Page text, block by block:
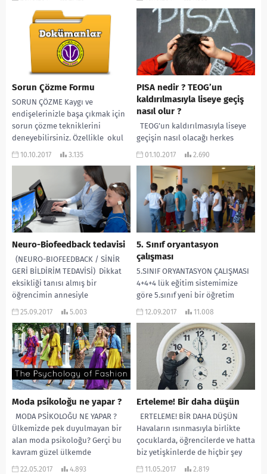
DÜRTÜ...
Sorun Çözme Formu
SORUN ÇÖZME Kaygı ve
endişelerinizle başa çıkmak için
sorun çözme tekniklerini
deneyebilirsiniz. Özellikle okul
psikolojik danışmanı olan
10.10.2017 3.135
PISA nedir ? TEOG’un
kaldırılmasıyla liseye geçiş
nasıl olur ?
TEOG’un kaldırılmasıyla liseye
geçişin nasıl olacağı herkes
tarafından merak ediliyor. PİSA
ülkenin uyguladığı liseye...
01.10.2017 2.690
Neuro-Biofeedback tedavisi
(NEURO-BIOFEEDBACK / SİNİR
GERİ BİLDİRİM TEDAVİSİ) Dikkat
eksikliği tanısı almış bir
öğrencimin annesiyle
görüşürken 10 seans aldıkları
25.09.2017 5.003
5. Sınıf oryantasyon
çalışması
5.SINIF ORYANTASYON ÇALIŞMASI
4+4+4 lük eğitim sistemimize
göre 5.sınıf yeni bir öğretim
kademesi İLKOKUL’un bitişi
12.09.2017 11.008
Moda psikoloğu ne yapar ?
MODA PSİKOLOĞU NE YAPAR ?
Ülkemizde pek duyulmayan bir
alan moda psikoloğu? Gerçi bu
kavram güzel ülkemde
yaygınlaşsa bu...
22.05.2017 4.893
Erteleme! Bir daha düşün
ERTELEME! BİR DAHA DÜŞÜN
Havaların ısınmasıyla birlikte
çocuklarda, öğrencilerde ve hatta
biz yetişkinlerde de hiçbir şey
yapmak istememe, görev...
11.05.2017 2.819